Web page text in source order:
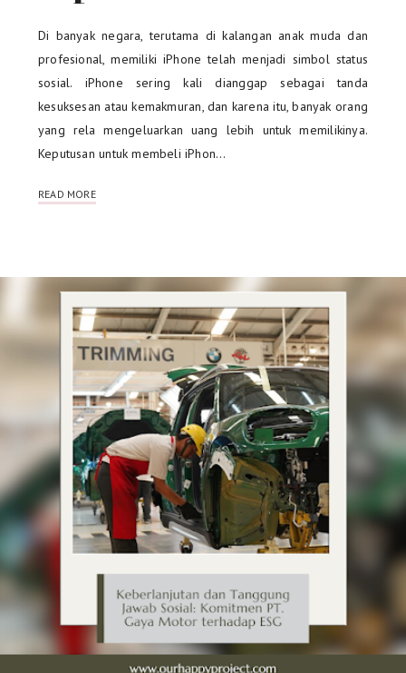
Di banyak negara, terutama di kalangan anak muda dan
profesional, memiliki iPhone telah menjadi simbol status
sosial. iPhone sering kali dianggap sebagai tanda
kesuksesan atau kemakmuran, dan karena itu, banyak orang
yang rela mengeluarkan uang lebih untuk memilikinya.
Keputusan untuk membeli iPhon…
READ MORE